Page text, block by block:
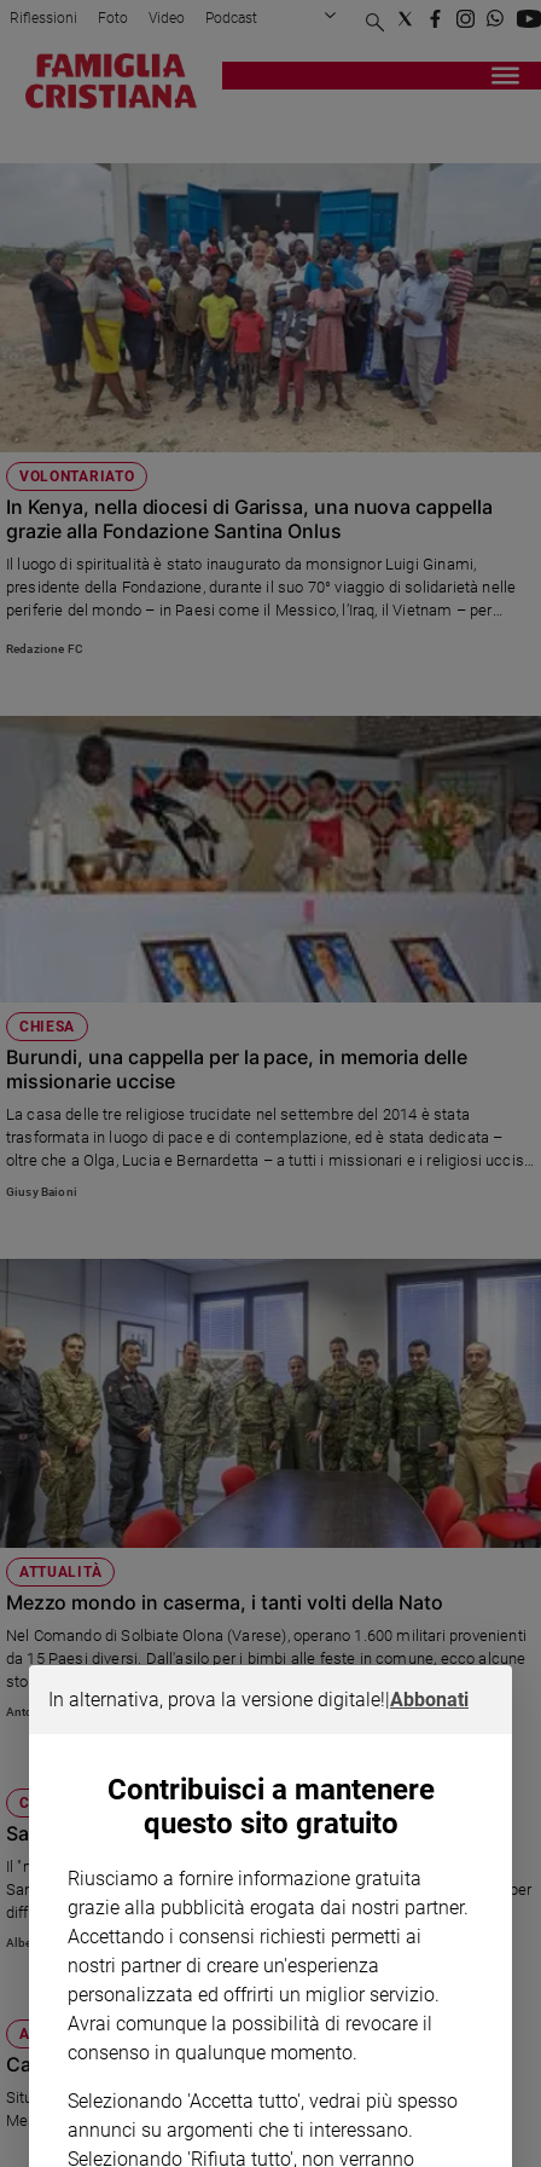
Attualità
Economia
Legalità
giustizia
Sport
Interviste
Papa
Papa
Chiesa
Chiesa
e
Santi
Devozione
Parola
giorno
Società
e
valori
e
della
settimana
Migranti
Diversità
inclusione
Costume
Cultura
e
spettacoli
Sanremo
2026
Cinema,
streaming
Libri
Arte
Famiglia
educazione
Genitori
e
figli
Nonni
Coppia
Riflessioni Foto Video Podcast
Privacy Policy Chi siamo
Registrati Redazione
VOLONTARIATO
In Kenya, nella diocesi di Garissa, una nuova cappella
grazie alla Fondazione Santina Onlus
Il luogo di spiritualità è stato inaugurato da monsignor Luigi Ginami,
presidente della Fondazione, durante il suo 70° viaggio di solidarietà nelle
periferie del mondo – in Paesi come il Messico, l’Iraq, il Vietnam – per
violenza
Redazione FC
CHIESA
Burundi, una cappella per la pace, in memoria delle
missionarie uccise
La casa delle tre religiose trucidate nel settembre del 2014 è stata
trasformata in luogo di pace e di contemplazione, ed è stata dedicata –
oltre che a Olga, Lucia e Bernardetta – a tutti i missionari e i religiosi uccisi
in Burundi.
Giusy Baioni
ATTUALITÀ
Mezzo mondo in caserma, i tanti volti della Nato
Nel Comando di Solbiate Olona (Varese), operano 1.600 militari provenienti
da 15 Paesi diversi. Dall'asilo per i bimbi alle feste in comune, ecco alcune
storie di ordinaria integrazione.
Antonio Sanfrancesco
CHIESA
Santa Marta ore 7: parla il Papa
Il "mini-magistero" di papa Francesco si svolge puntuale ogni mattina a
Santa Marta. Ma è un appuntamento per pochi. Perché non usare il web per
diffonderlo in diretta al mondo?
Alberto Bobbio
ATTUALITÀ
Cappella del Rosario, scrigno di simboli
Situata nella Chiesa dei santi Filippo e Giacomo a Naso, in provincia di
Messina, è stata oggetto di un accurato restauro. Una visita guidata.
In alternativa, prova la versione digitale!|Abbonati
Contribuisci a mantenere
questo sito gratuito
Riusciamo a fornire informazione gratuita
grazie alla pubblicità erogata dai nostri partner.
Accettando i consensi richiesti permetti ai
nostri partner di creare un'esperienza
personalizzata ed offrirti un miglior servizio.
Avrai comunque la possibilità di revocare il
consenso in qualunque momento.
Selezionando 'Accetta tutto', vedrai più spesso
annunci su argomenti che ti interessano.
Selezionando 'Rifiuta tutto', non verranno